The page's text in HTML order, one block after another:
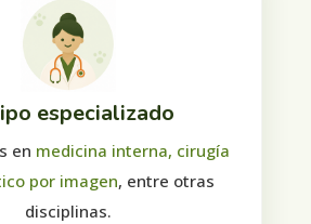
especializado
en medicina interna, cirugía
por imagen, entre otras
disciplinas.